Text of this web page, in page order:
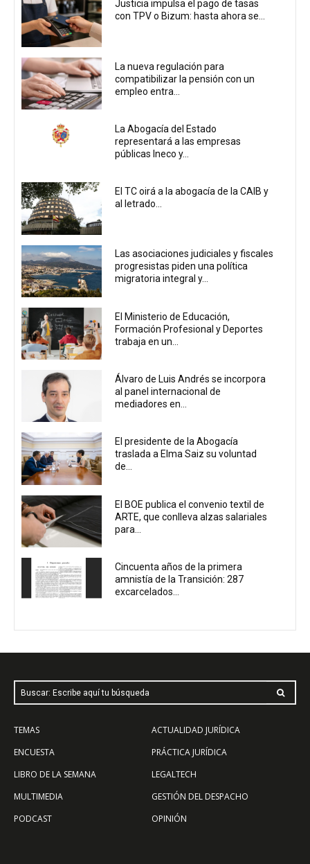
Justicia impulsa el pago de tasas
con TPV o Bizum: hasta ahora se...
La nueva regulación para
compatibilizar la pensión con un
empleo entra...
La Abogacía del Estado
representará a las empresas
públicas Ineco y...
El TC oirá a la abogacía de la CAIB y
al letrado...
Las asociaciones judiciales y fiscales
progresistas piden una política
migratoria integral y...
El Ministerio de Educación,
Formación Profesional y Deportes
trabaja en un...
Álvaro de Luis Andrés se incorpora
al panel internacional de
mediadores en...
El presidente de la Abogacía
traslada a Elma Saiz su voluntad
de...
El BOE publica el convenio textil de
ARTE, que conlleva alzas salariales
para...
Cincuenta años de la primera
amnistía de la Transición: 287
excarcelados...
Buscar: Escribe aquí tu búsqueda
TEMAS
ENCUESTA
LIBRO DE LA SEMANA
MULTIMEDIA
PODCAST
ACTUALIDAD JURÍDICA
PRÁCTICA JURÍDICA
LEGALTECH
GESTIÓN DEL DESPACHO
OPINIÓN